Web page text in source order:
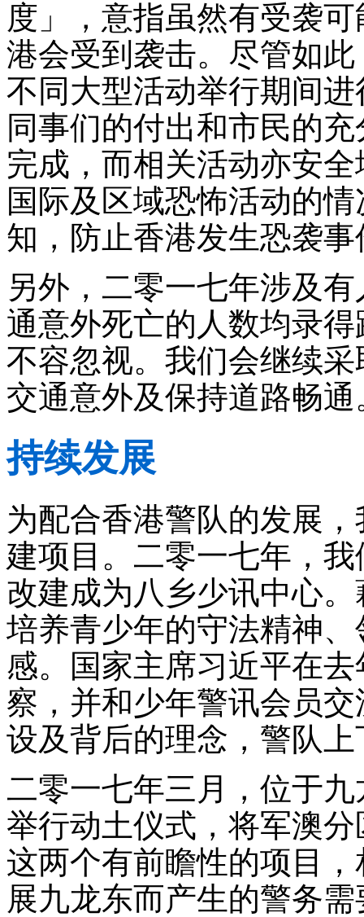
度」，意指虽然有受袭
港会受到袭击。尽管如
不同大型活动举行期间
同事们的付出和市民的
完成，而相关活动亦安
国际及区域恐怖活动的
知，防止香港发生恐袭事
另外，二零一七年涉及
通意外死亡的人数均录
不容忽视。我们会继续
交通意外及保持道路畅通
持续发展
为配合香港警队的发展
建项目。二零一七年，
改建成为八乡少讯中心
培养青少年的守法精神
感。国家主席习近平在
察，并和少年警讯会员
设及背后的理念，警队
二零一七年三月，位于
举行动土仪式，将军澳
这两个有前瞻性的项目
展九龙东而产生的警务需